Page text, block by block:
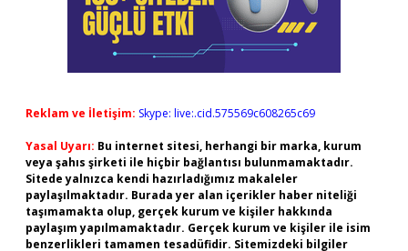
Reklam ve İletişim: Skype: live:.cid.575569c608265c69
Yasal Uyarı: Bu internet sitesi, herhangi bir marka, kurum
veya şahıs şirketi ile hiçbir bağlantısı bulunmamaktadır.
Sitede yalnızca kendi hazırladığımız makaleler
paylaşılmaktadır. Burada yer alan içerikler haber niteliği
taşımamakta olup, gerçek kurum ve kişiler hakkında
paylaşım yapılmamaktadır. Gerçek kurum ve kişiler ile isim
benzerlikleri tamamen tesadüfidir. Sitemizdeki bilgiler